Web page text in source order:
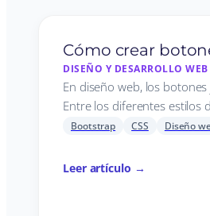
Cómo crear
DISEÑO Y DESARROLLO WEB
En diseño web, los
Entre los diferentes estilos
Bootstrap CSS Diseño
Leer artículo →